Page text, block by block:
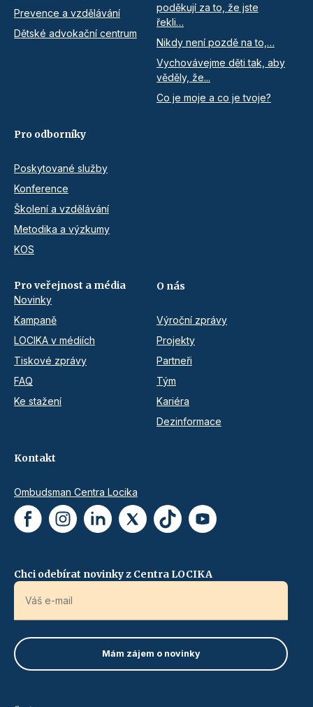
Prevence a vzdělávání
Dětské advokační centrum
poděkují za to, že jste
řekli…
Nikdy není pozdě na to,…
Vychovávejme děti tak, aby
věděly, že...
Co je moje a co je tvoje?
Pro odborníky
Poskytované služby
Konference
Školení a vzdělávání
Metodika a výzkumy
KOS
Pro veřejnost a média
Novinky
Kampaně
LOCIKA v médiích
Tiskové zprávy
FAQ
Ke stažení
O nás
Výroční zprávy
Projekty
Partneři
Tým
Kariéra
Dezinformace
Kontakt
Ombudsman Centra Locika
Chci odebírat novinky z Centra LOCIKA